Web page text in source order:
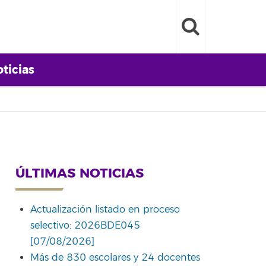
ÚLTIMAS NOTICIAS
Actualización listado en proceso
selectivo: 2026BDE045
[07/08/2026]
Más de 830 escolares y 24 docentes